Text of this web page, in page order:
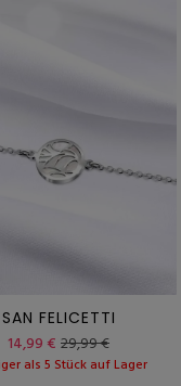
SAN FELICETTI
14,99 € 29,99 €
als 5 Stück auf Lager